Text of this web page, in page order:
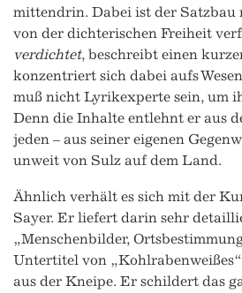
mittendrin. Dabei ist der Satzbau
von der dichterischen Freiheit
verdichtet, beschreibt einen
konzentriert sich dabei aufs
muß nicht Lyrikexperte sein, um
Denn die Inhalte entlehnt er aus
jeden – aus seiner eigenen
unweit von Sulz auf dem Land.
Ähnlich verhält es sich mit der
Sayer. Er liefert darin sehr
„Menschenbilder,
Untertitel von
aus der Kneipe. Er schildert das